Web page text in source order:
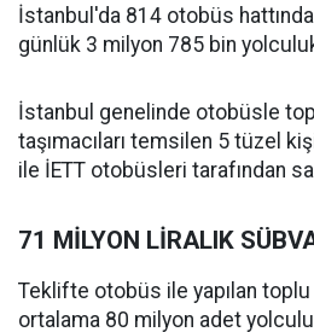
İstanbul'da 814 otobüs
günlük 3 milyon 785 bin yolculuk
İstanbul genelinde otobüsle
taşımacıları temsilen 5 tüzel
ile İETT otobüsleri tarafından
71 MİLYON LİRALIK
Teklifte otobüs ile yapılan toplu
ortalama 80 milyon adet